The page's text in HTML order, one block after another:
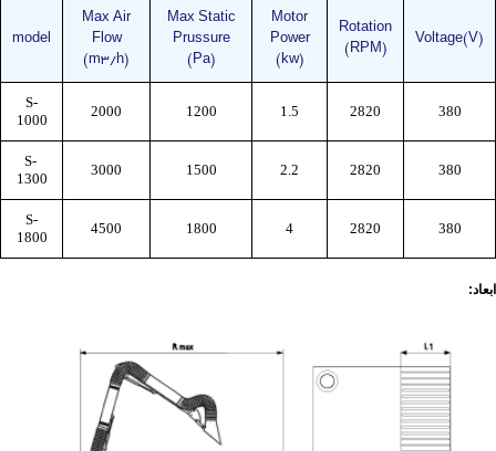
Voltage(V)
Rotation
(RPM)
Motor
Power
(kw)
Max Static
Prussure
(Pa)
Max Air
Flow
(m3/h)
model
380
2820
1.5
1200
2000
S-
1000
380
2820
2.2
1500
3000
S-
1300
380
2820
4
1800
4500
S-
1800
ابعاد: